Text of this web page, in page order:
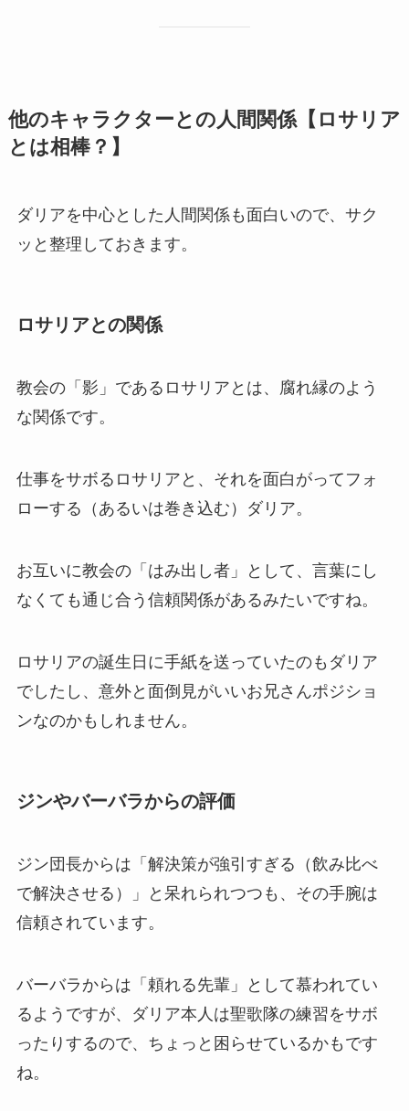
他のキャラクターとの人間関係【ロサリア
とは相棒？】
ダリアを中心とした人間関係も面白いので、サク
ッと整理しておきます。
ロサリアとの関係
教会の「影」であるロサリアとは、腐れ縁のよう
な関係です。
仕事をサボるロサリアと、それを面白がってフォ
ローする（あるいは巻き込む）ダリア。
お互いに教会の「はみ出し者」として、言葉にし
なくても通じ合う信頼関係があるみたいですね。
ロサリアの誕生日に手紙を送っていたのもダリア
でしたし、意外と面倒見がいいお兄さんポジショ
ンなのかもしれません。
ジンやバーバラからの評価
ジン団長からは「解決策が強引すぎる（飲み比べ
で解決させる）」と呆れられつつも、その手腕は
信頼されています。
バーバラからは「頼れる先輩」として慕われてい
るようですが、ダリア本人は聖歌隊の練習をサボ
ったりするので、ちょっと困らせているかもです
ね。